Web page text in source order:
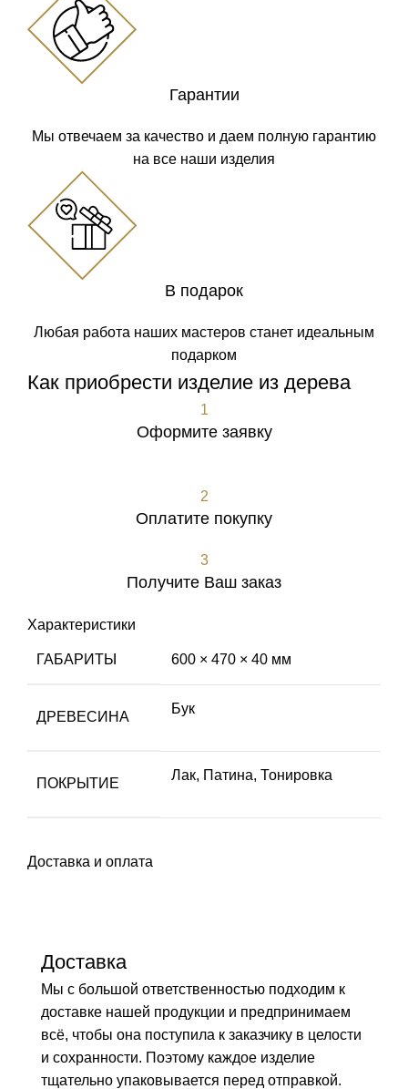
Гарантии
Мы отвечаем за качество и даем полную гарантию
на все наши изделия
В подарок
Любая работа наших мастеров станет идеальным
подарком
Как приобрести изделие из дерева
1
Оформите заявку
2
Оплатите покупку
3
Получите Ваш заказ
Характеристики
ГАБАРИТЫ 600 × 470 × 40 мм
ДРЕВЕСИНА
Бук
ПОКРЫТИЕ
Лак, Патина, Тонировка
Доставка и оплата
Доставка
Мы с большой ответственностью подходим к
доставке нашей продукции и предпринимаем
всё, чтобы она поступила к заказчику в целости
и сохранности. Поэтому каждое изделие
тщательно упаковывается перед отправкой.